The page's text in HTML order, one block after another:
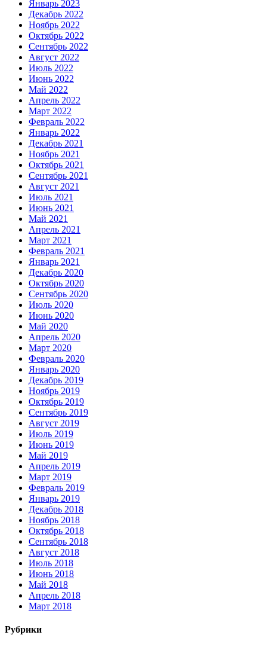
Январь 2023
Декабрь 2022
Ноябрь 2022
Октябрь 2022
Сентябрь 2022
Август 2022
Июль 2022
Июнь 2022
Май 2022
Апрель 2022
Март 2022
Февраль 2022
Январь 2022
Декабрь 2021
Ноябрь 2021
Октябрь 2021
Сентябрь 2021
Август 2021
Июль 2021
Июнь 2021
Май 2021
Апрель 2021
Март 2021
Февраль 2021
Январь 2021
Декабрь 2020
Октябрь 2020
Сентябрь 2020
Июль 2020
Июнь 2020
Май 2020
Апрель 2020
Март 2020
Февраль 2020
Январь 2020
Декабрь 2019
Ноябрь 2019
Октябрь 2019
Сентябрь 2019
Август 2019
Июль 2019
Июнь 2019
Май 2019
Апрель 2019
Март 2019
Февраль 2019
Январь 2019
Декабрь 2018
Ноябрь 2018
Октябрь 2018
Сентябрь 2018
Август 2018
Июль 2018
Июнь 2018
Май 2018
Апрель 2018
Март 2018
Рубрики